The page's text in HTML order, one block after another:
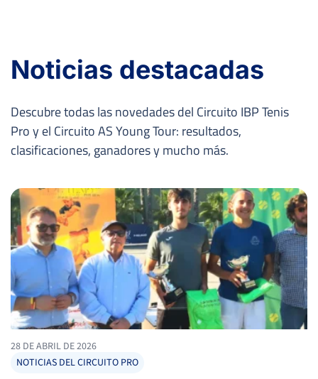
Noticias destacadas
Descubre todas las novedades del Circuito IBP Tenis
Pro y el Circuito AS Young Tour: resultados,
clasificaciones, ganadores y mucho más.
28 DE ABRIL DE 2026
NOTICIAS DEL CIRCUITO PRO